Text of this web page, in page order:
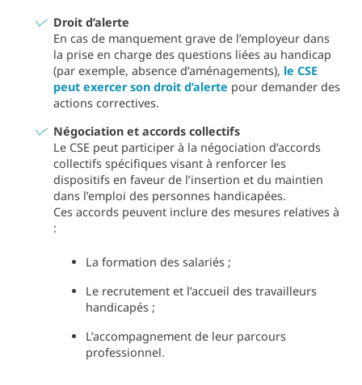
Droit d’alerte
En cas de manquement grave de l’employeur dans
la prise en charge des questions liées au handicap
(par exemple, absence d’aménagements), le CSE
peut exercer son droit d’alerte pour demander des
actions correctives.
Négociation et accords collectifs
Le CSE peut participer à la négociation d’accords
collectifs spécifiques visant à renforcer les
dispositifs en faveur de l’insertion et du maintien
dans l’emploi des personnes handicapées.
Ces accords peuvent inclure des mesures relatives à
:
La formation des salariés ;
Le recrutement et l’accueil des travailleurs
handicapés ;
L’accompagnement de leur parcours
professionnel.